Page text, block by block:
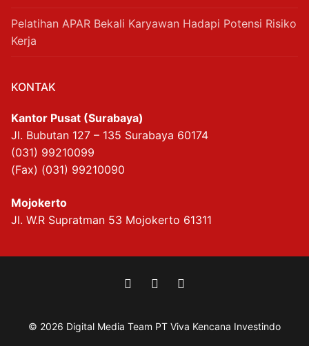
Pelatihan APAR Bekali Karyawan Hadapi Potensi Risiko
Kerja
KONTAK
Kantor Pusat (Surabaya)
Jl. Bubutan 127 – 135 Surabaya 60174
(031) 99210099
(Fax) (031) 99210090
Mojokerto
Jl. W.R Supratman 53 Mojokerto 61311
© 2026 Digital Media Team PT Viva Kencana Investindo